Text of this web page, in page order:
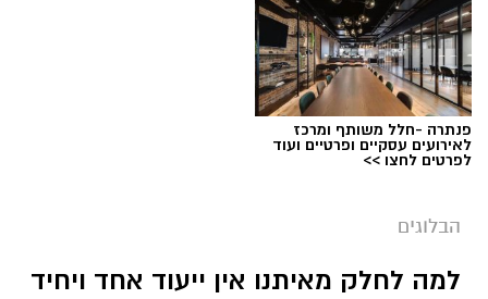
פנתרה -חלל משותף ומרכז
לאירועים עסקיים ופרטיים ועוד
לפרטים לחצו >>
הבלוגים
למה לחלק מאיתנו אין ייעוד אחד ויחיד